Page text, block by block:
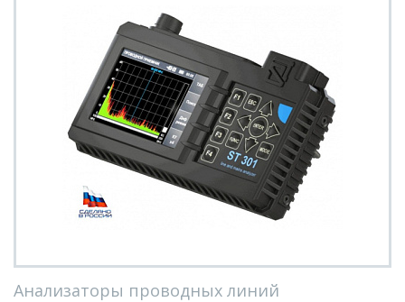
Анализаторы проводных линий